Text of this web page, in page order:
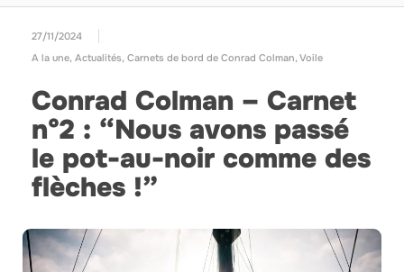
27/11/2024
A la une, Actualités, Carnets de bord de Conrad Colman,Voile
Conrad Colman – Carnet
n°2 : “Nous avons passé
le pot-au-noir comme des
flèches !”